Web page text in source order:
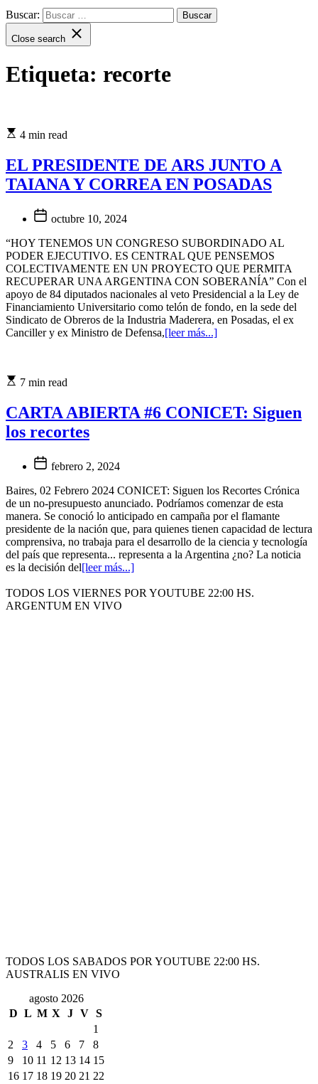
Buscar:
Close search
Etiqueta: recorte
4 min read
EL PRESIDENTE DE ARS JUNTO A
TAIANA Y CORREA EN POSADAS
octubre 10, 2024
“HOY TENEMOS UN CONGRESO SUBORDINADO AL
PODER EJECUTIVO. ES CENTRAL QUE PENSEMOS
COLECTIVAMENTE EN UN PROYECTO QUE PERMITA
RECUPERAR UNA ARGENTINA CON SOBERANÍA” Con el
apoyo de 84 diputados nacionales al veto Presidencial a la Ley de
Financiamiento Universitario como telón de fondo, en la sede del
Sindicato de Obreros de la Industria Maderera, en Posadas, el ex
Canciller y ex Ministro de Defensa,[leer más...]
7 min read
CARTA ABIERTA #6 CONICET: Siguen
los recortes
febrero 2, 2024
Baires, 02 Febrero 2024 CONICET: Siguen los Recortes Crónica
de un no-presupuesto anunciado. Podríamos comenzar de esta
manera. Se conoció lo anticipado en campaña por el flamante
presidente de la nación que, para quienes tienen capacidad de lectura
comprensiva, no trabaja para el desarrollo de la ciencia y tecnología
del país que representa... representa a la Argentina ¿no? La noticia
es la decisión del[leer más...]
TODOS LOS VIERNES POR YOUTUBE 22:00 HS.
ARGENTUM EN VIVO
TODOS LOS SABADOS POR YOUTUBE 22:00 HS.
AUSTRALIS EN VIVO
agosto 2026
D L M X J V S
1
2
3 4 5 6 7
8
9
10 11 12 13 14 15
16 17 18 19 20 21 22